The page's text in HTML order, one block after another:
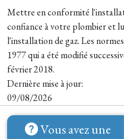
Mettre en conformité
confiance à votre plombier et
l'installation de gaz. Les
1977 qui a été modifié
février 2018.
Dernière mise à jour:
09/08/2026
Vous avez une